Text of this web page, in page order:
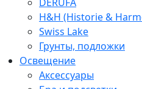
H&H (Historie &
Swiss Lake
Грунты, подложки
Освещение
Аксессуары